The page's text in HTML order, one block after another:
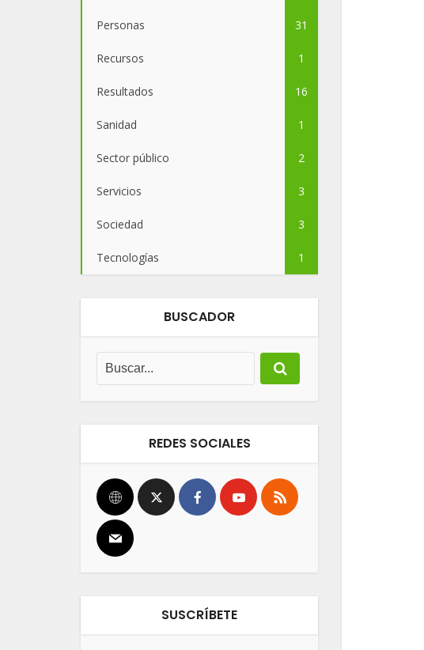
Personas 31
Recursos 1
Resultados 16
Sanidad 1
Sector público 2
Servicios 3
Sociedad 3
Tecnologías 1
BUSCADOR
REDES SOCIALES
SUSCRÍBETE